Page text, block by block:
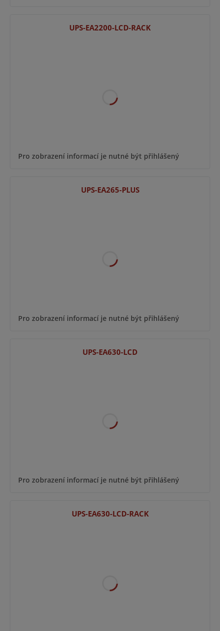
UPS-EA2200-LCD-RACK
Pro zobrazení informací je nutné být přihlášený
UPS-EA265-PLUS
Pro zobrazení informací je nutné být přihlášený
UPS-EA630-LCD
Pro zobrazení informací je nutné být přihlášený
UPS-EA630-LCD-RACK